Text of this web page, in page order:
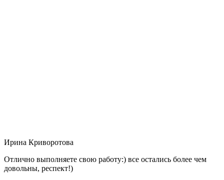
Ирина Криворотова
Отлично выполняете свою работу:) все остались более чем
довольны, респект!)